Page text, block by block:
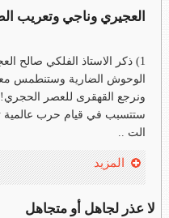
العجيري وناجي وتعريب
الوحوش الضارية وستنطمس
ونرجع القهقرى للعصر
ستتسبب في قيام حرب عالمية
الت ..
المزيد
لا عذر لجاهل أو متجاهل